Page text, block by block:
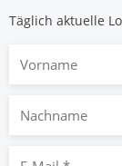
Täglich aktuelle
Nachname